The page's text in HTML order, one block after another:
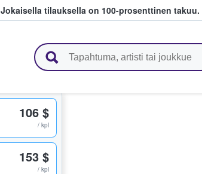
Jokaisella tilauksella on 100-prosenttinen takuu.
106 $
/ kpl
153 $
/ kpl